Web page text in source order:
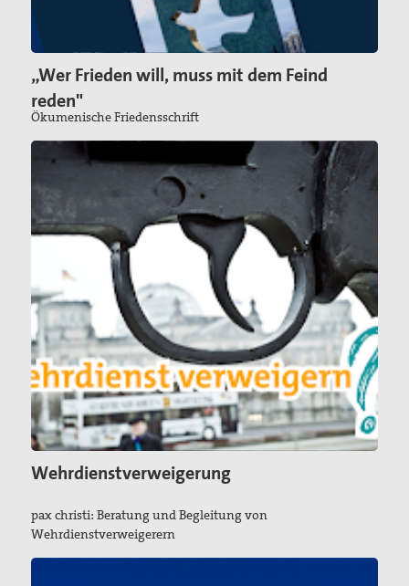
„Wer Frieden will, muss mit dem Feind
reden"
Ökumenische Friedensschrift
Wehrdienstverweigerung
pax christi: Beratung und Begleitung von
Wehrdienstverweigerern